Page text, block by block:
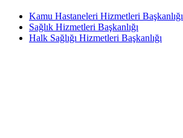
Kamu Hastaneleri Hizmetleri Başkanlığı
Sağlık Hizmetleri Başkanlığı
Halk Sağlığı Hizmetleri Başkanlığı